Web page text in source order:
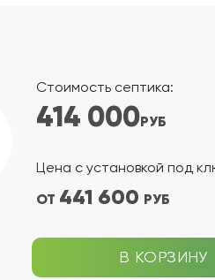
Стоимость септика:
414 000РУБ
Цена с установкой под
ОТ 441 600 РУБ
В КОРЗИНУ